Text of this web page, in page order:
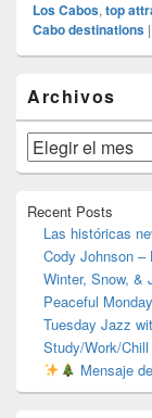
Los Cabos, top
Cabo destinations |
área
de
widget
barra
lateral
Archivos
Archivos
Recent Posts
Las históricas
Cody Johnson –
Winter, Snow, &
Peaceful
Tuesday Jazz
Study/Work/Chill
Mensaje